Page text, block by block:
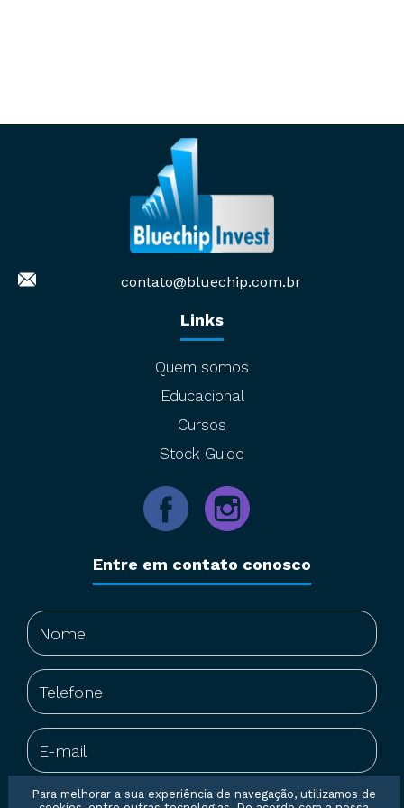
contato@bluechip.com.br
Links
Quem somos
Educacional
Cursos
Stock Guide
Entre em contato conosco
Para melhorar a sua experiência de navegação, utilizamos de